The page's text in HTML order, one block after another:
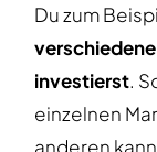
Du zum
investierst.
einzelnen
anderen